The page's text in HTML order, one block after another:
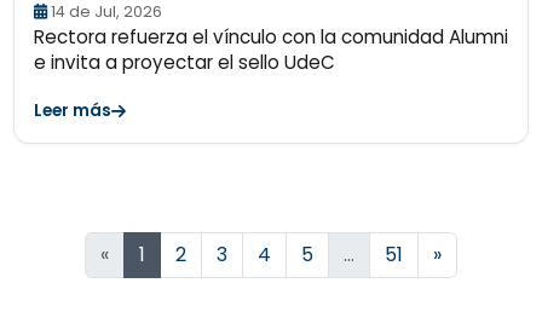
14 de Jul, 2026
Rectora refuerza el vínculo con la comunidad Alumni
e invita a proyectar el sello UdeC
Leer más
« 1 2 3 4 5 … 51 »Siguiente